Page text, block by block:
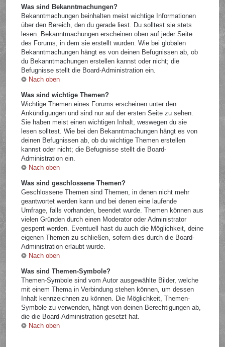
Was sind Bekanntmachungen?
Bekanntmachungen beinhalten meist wichtige Informationen
über den Bereich, den du gerade liest. Du solltest sie stets
lesen. Bekanntmachungen erscheinen oben auf jeder Seite
des Forums, in dem sie erstellt wurden. Wie bei globalen
Bekanntmachungen hängt es von deinen Befugnissen ab, ob
du Bekanntmachungen erstellen kannst oder nicht; die
Befugnisse stellt die Board-Administration ein.
Nach oben
Was sind wichtige Themen?
Wichtige Themen eines Forums erscheinen unter den
Ankündigungen und sind nur auf der ersten Seite zu sehen.
Sie haben meist einen wichtigen Inhalt, weswegen du sie
lesen solltest. Wie bei den Bekanntmachungen hängt es von
deinen Befugnissen ab, ob du wichtige Themen erstellen
kannst oder nicht; die Befugnisse stellt die Board-
Administration ein.
Nach oben
Was sind geschlossene Themen?
Geschlossene Themen sind Themen, in denen nicht mehr
geantwortet werden kann und bei denen eine laufende
Umfrage, falls vorhanden, beendet wurde. Themen können aus
vielen Gründen durch einen Moderator oder Administrator
gesperrt werden. Eventuell hast du auch die Möglichkeit, deine
eigenen Themen zu schließen, sofern dies durch die Board-
Administration erlaubt wurde.
Nach oben
Was sind Themen-Symbole?
Themen-Symbole sind vom Autor ausgewählte Bilder, welche
mit einem Thema in Verbindung stehen können, um dessen
Inhalt kennzeichnen zu können. Die Möglichkeit, Themen-
Symbole zu verwenden, hängt von deinen Berechtigungen ab,
die die Board-Administration gesetzt hat.
Nach oben